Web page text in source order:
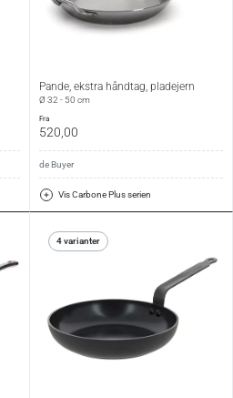
Pande, ekstra håndtag, pladejern
Ø 32 - 50 cm
fra
520,00
de Buyer
Vis Carbone Plus serien
4 varianter